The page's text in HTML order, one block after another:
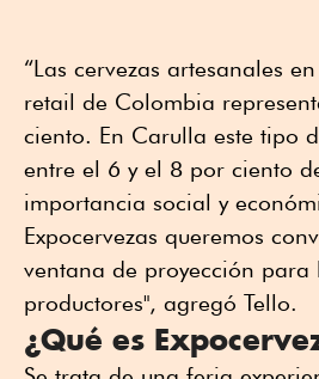
“Las cervezas artesanales
retail de Colombia
ciento. En Carulla este tipo
entre el 6 y el 8 por ciento
importancia social y
Expocervezas queremos
ventana de proyección para
productores", agregó Tello.
¿Qué es